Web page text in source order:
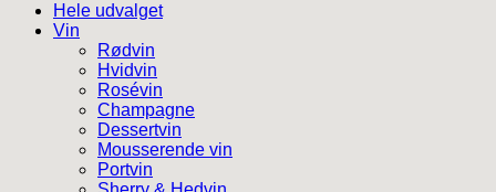
Hele udvalget
Vin
Rødvin
Hvidvin
Rosévin
Champagne
Dessertvin
Mousserende vin
Portvin